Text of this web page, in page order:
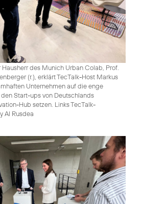
Hausherr des Munich Urban Colab, Prof.
(r.), erklärt TecTalk-Host Markus
Unternehmen auf die enge
Start-ups von Deutschlands
Hub setzen. Links TecTalk-
Al Rusdea